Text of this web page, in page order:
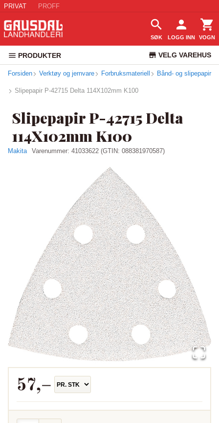
PRIVAT PROFF
SØK LOGG INN VOGN
PRODUKTER VELG VAREHUS
KUNDESERVICE
Forsiden Verktøy og jernvare Forbruksmateriell Bånd- og slipepapir
Slipepapir P-42715 Delta 114X102mm K100
Slipepapir P-42715 Delta
114X102mm K100
Makita Varenummer: 41033622 (GTIN: 088381970587)
57,–